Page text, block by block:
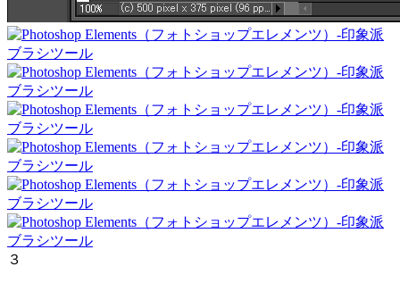
３